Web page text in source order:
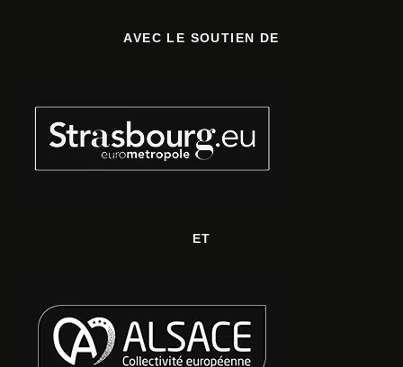
AVEC LE SOUTIEN DE
ET